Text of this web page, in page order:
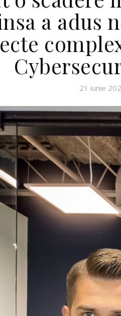
a
21 iunie